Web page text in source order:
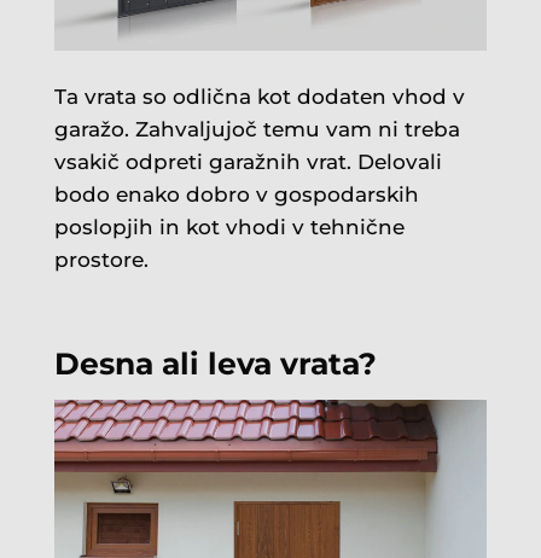
Ta vrata so odlična kot dodaten vhod v
garažo. Zahvaljujoč temu vam ni treba
vsakič odpreti garažnih vrat. Delovali
bodo enako dobro v gospodarskih
poslopjih in kot vhodi v tehnične
prostore.
Desna ali leva vrata?